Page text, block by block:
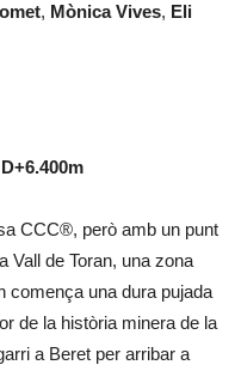
, Mònica Vives, Eli
CCC®, però amb un punt
Vall de Toran, una zona
comença una dura pujada
de la història minera de la
a Beret per arribar a